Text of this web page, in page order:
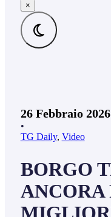
×
26 Febbraio 2026
•
TG Daily, Video
BORGO
ANCORA